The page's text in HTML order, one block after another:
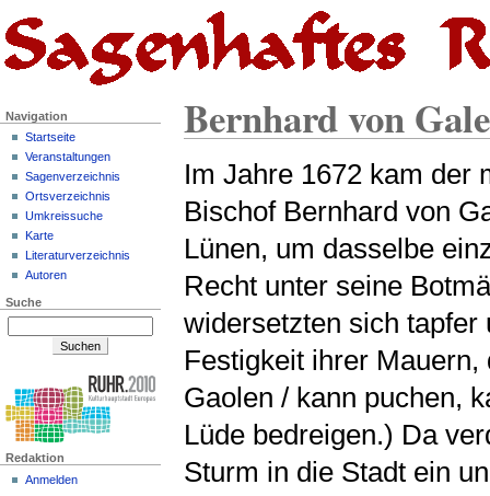
Bernhard von
Im Jahre 1672 kam der
Bischof Bernhard von
Lünen, um dasselbe
Recht unter seine
widersetzten sich tapfer
Festigkeit ihrer
Gaolen / kann puchen,
Lüde bedreigen.) Da
Sturm in die Stadt ein
Navigation
Startseite
Veranstaltungen
Sagenverzeichnis
Ortsverzeichnis
Umkreissuche
Karte
Literaturverzeichnis
Autoren
Suche
Redaktion
Anmelden